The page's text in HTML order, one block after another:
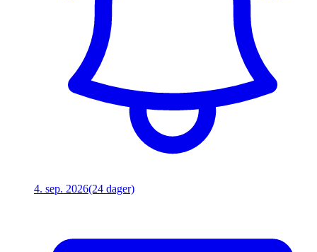
4. sep. 2026(24 dager)